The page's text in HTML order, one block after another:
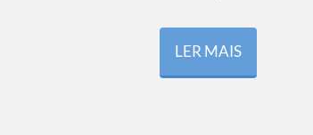
LER MAIS